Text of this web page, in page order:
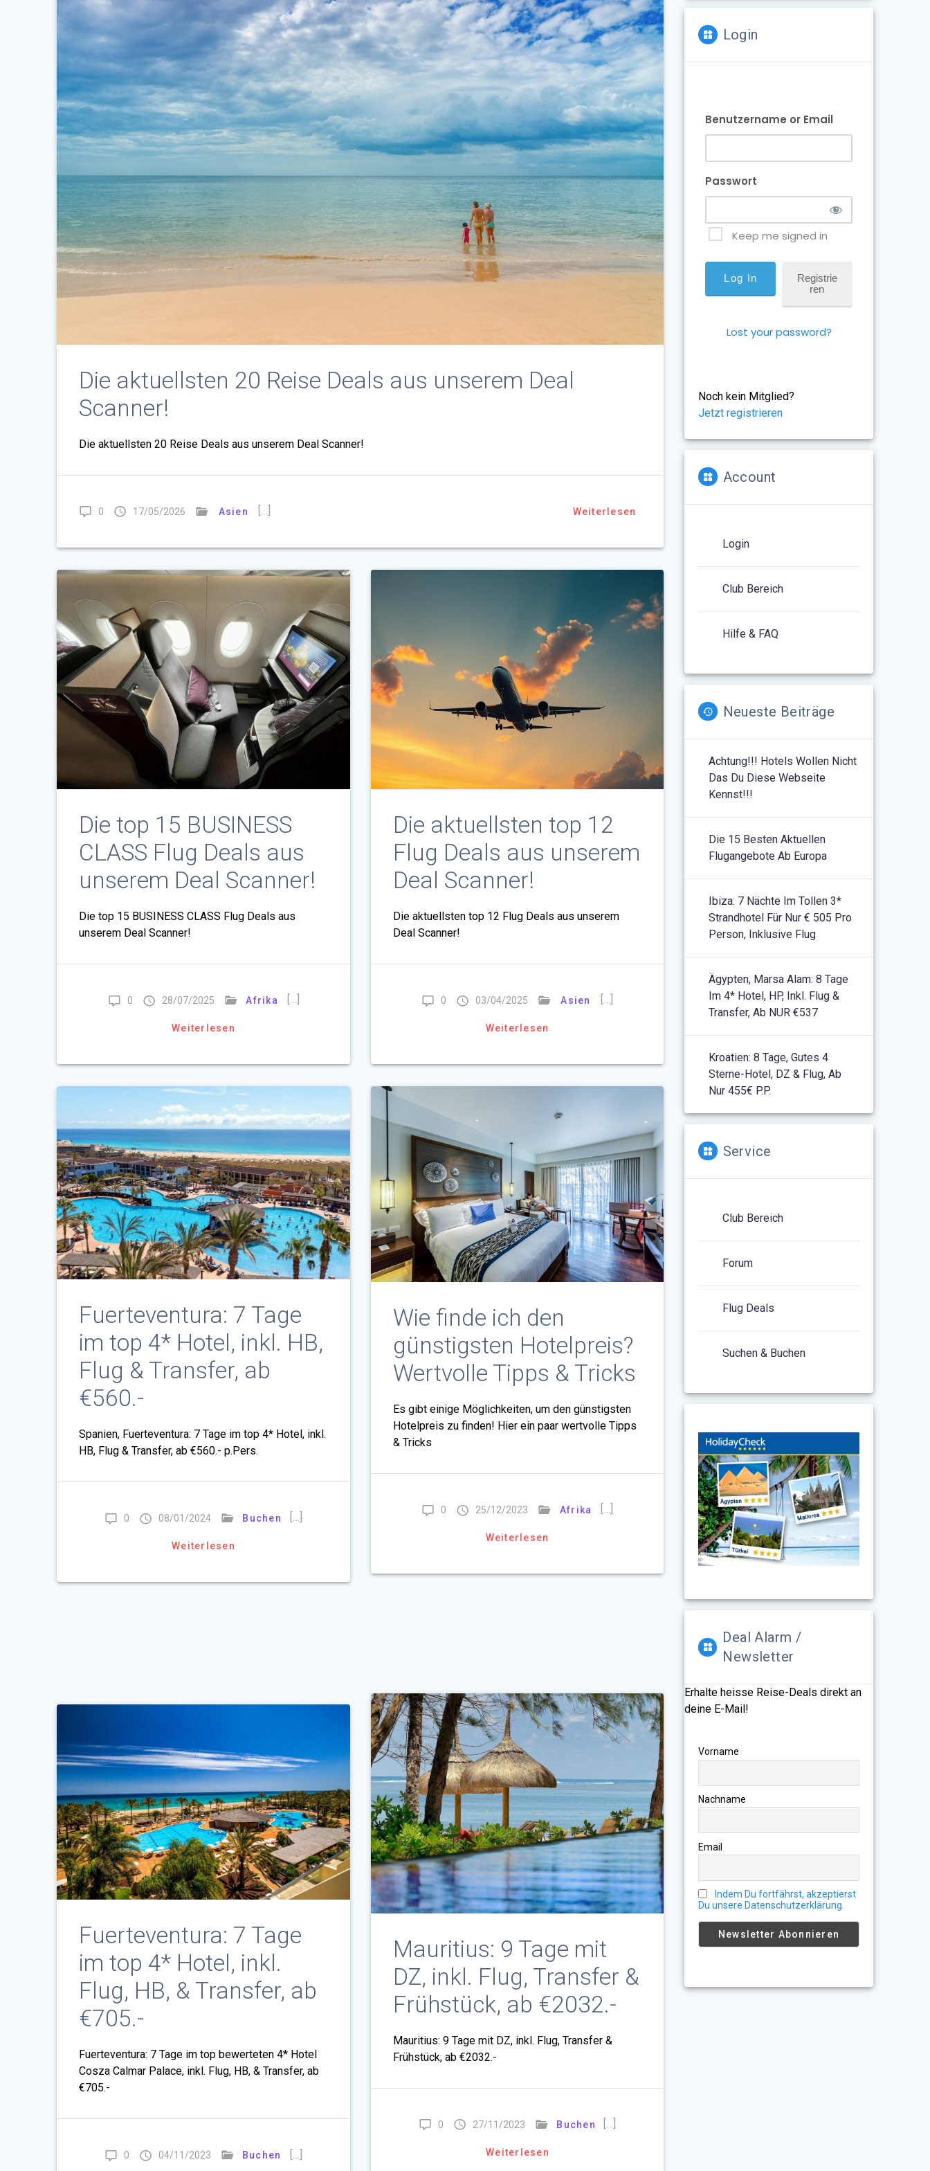
Die aktuellsten 20 Reise Deals aus unserem Deal
Scanner!
Die aktuellsten 20 Reise Deals aus unserem Deal Scanner!
0 17/05/2026 Asien Weiterlesen
Die top 15 BUSINESS
CLASS Flug Deals aus
unserem Deal Scanner!
Die top 15 BUSINESS CLASS Flug Deals aus
unserem Deal Scanner!
0 28/07/2025 Afrika […]
Weiterlesen
Die aktuellsten top 12
Flug Deals aus unserem
Deal Scanner!
Die aktuellsten top 12 Flug Deals aus unserem
Deal Scanner!
0 03/04/2025 Asien […]
Weiterlesen
Fuerteventura: 7 Tage
im top 4* Hotel, inkl. HB,
Flug & Transfer, ab
€560.-
Spanien, Fuerteventura: 7 Tage im top 4* Hotel, inkl.
HB, Flug & Transfer, ab €560.- p.Pers.
0 08/01/2024 Buchen […]
Weiterlesen
Wie finde ich den
günstigsten Hotelpreis?
Wertvolle Tipps & Tricks
Es gibt einige Möglichkeiten, um den günstigsten
Hotelpreis zu finden! Hier ein paar wertvolle Tipps
& Tricks
0 25/12/2023 Afrika […]
Weiterlesen
Mauritius: 9 Tage mit
DZ, inkl. Flug, Transfer &
Frühstück, ab €2032.-
Mauritius: 9 Tage mit DZ, inkl. Flug, Transfer &
Frühstück, ab €2032.-
0 27/11/2023 Buchen
Weiterlesen
Fuerteventura: 7 Tage
im top 4* Hotel, inkl.
Flug, HB, & Transfer, ab
€705.-
Fuerteventura: 7 Tage im top bewerteten 4* Hotel
Cosza Calmar Palace, inkl. Flug, HB, & Transfer, ab
€705.-
0 04/11/2023 Buchen
Login
Benutzername or Email
Passwort
Keep me signed in
Registrie
Ren
Lost your password?
Noch kein Mitglied?
Jetzt registrieren
Account
Login
Club Bereich
Hilfe & FAQ
Neueste Beiträge
Achtung!!! Hotels Wollen Nicht
Das Du Diese Webseite
Kennst!!!
Die 15 Besten Aktuellen
Flugangebote Ab Europa
Ibiza: 7 Nächte Im Tollen 3*
Strandhotel Für Nur € 505 Pro
Person, Inklusive Flug
Ägypten, Marsa Alam: 8 Tage
Im 4* Hotel, HP, Inkl. Flug &
Transfer, Ab NUR €537
Kroatien: 8 Tage, Gutes 4
Sterne-Hotel, DZ & Flug, Ab
Nur 455€ P.P.
Service
Club Bereich
Forum
Flug Deals
Suchen & Buchen
Deal Alarm /
Newsletter
Erhalte heisse Reise-Deals direkt an
deine E-Mail!
Vorname
Nachname
Email
Indem Du fortfährst, akzeptierst
Du unsere Datenschutzerklärung.